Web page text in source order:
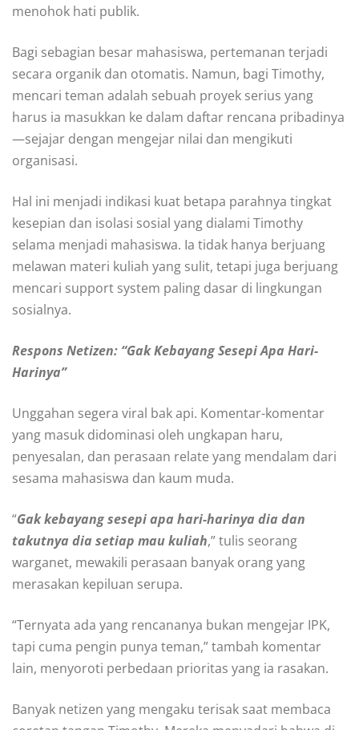
menohok hati publik.
Bagi sebagian besar mahasiswa, pertemanan terjadi
secara organik dan otomatis. Namun, bagi Timothy,
mencari teman adalah sebuah proyek serius yang
harus ia masukkan ke dalam daftar rencana pribadinya
—sejajar dengan mengejar nilai dan mengikuti
organisasi.
Hal ini menjadi indikasi kuat betapa parahnya tingkat
kesepian dan isolasi sosial yang dialami Timothy
selama menjadi mahasiswa. Ia tidak hanya berjuang
melawan materi kuliah yang sulit, tetapi juga berjuang
mencari support system paling dasar di lingkungan
sosialnya.
Respons Netizen: “Gak Kebayang Sesepi Apa Hari-
Harinya”
Unggahan segera viral bak api. Komentar-komentar
yang masuk didominasi oleh ungkapan haru,
penyesalan, dan perasaan relate yang mendalam dari
sesama mahasiswa dan kaum muda.
“Gak kebayang sesepi apa hari-harinya dia dan
takutnya dia setiap mau kuliah,” tulis seorang
warganet, mewakili perasaan banyak orang yang
merasakan kepiluan serupa.
“Ternyata ada yang rencananya bukan mengejar IPK,
tapi cuma pengin punya teman,” tambah komentar
lain, menyoroti perbedaan prioritas yang ia rasakan.
Banyak netizen yang mengaku terisak saat membaca